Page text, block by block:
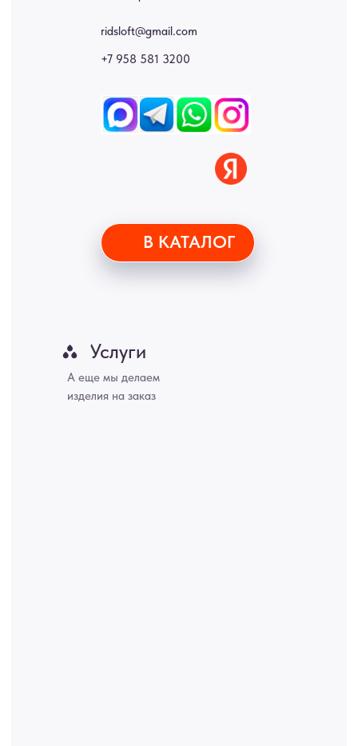
стеновые панели, лофт мебель с доставкой во все города России:
Новгород, Самара, Сургут, Казань, Омск, Челябинск, Ростов-на-
Хабаровск, Новокузнецк, Оренбург, Кемерово, Ижевск, Томск,
Набережные Челны, Липецк Казахстан, Алматы, Астана, Павлодар,
Усть - Каменногорск, Сочи.